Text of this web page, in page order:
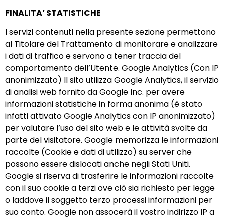
FINALITA’ STATISTICHE
I servizi contenuti nella presente sezione permettono
al Titolare del Trattamento di monitorare e analizzare
i dati di traffico e servono a tener traccia del
comportamento dell’Utente. Google Analytics (Con IP
anonimizzato) Il sito utilizza Google Analytics, il servizio
di analisi web fornito da Google Inc. per avere
informazioni statistiche in forma anonima (è stato
infatti attivato Google Analytics con IP anonimizzato)
per valutare l’uso del sito web e le attività svolte da
parte del visitatore. Google memorizza le informazioni
raccolte (Cookie e dati di utilizzo) su server che
possono essere dislocati anche negli Stati Uniti.
Google si riserva di trasferire le informazioni raccolte
con il suo cookie a terzi ove ciò sia richiesto per legge
o laddove il soggetto terzo processi informazioni per
suo conto. Google non assocerà il vostro indirizzo IP a